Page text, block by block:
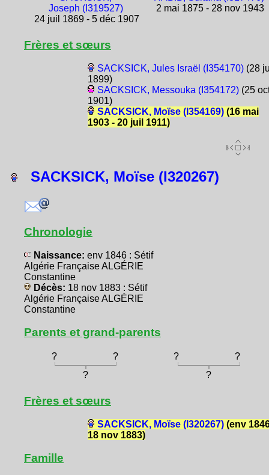
Joseph (I319527)
24 juil 1869 - 5 déc 1907
2 mai 1875 - 28 nov 1943
Frères et sœurs
SACKSICK, Jules Israël (I354170)(28
1899)
SACKSICK, Messouka (I354172)(25
1901)
SACKSICK, Moïse (I354169)(16 mai
1903 - 20 juil 1911)
SACKSICK, Moïse (I320267)
Chronologie
Naissance: env 1846 : Sétif
Algérie Française ALGÉRIE
Constantine
Décès: 18 nov 1883 : Sétif
Algérie Française ALGÉRIE
Constantine
Parents et grand-parents
? ? ?
?
?
?
Frères et sœurs
SACKSICK, Moïse (I320267)(env
18 nov 1883)
Famille